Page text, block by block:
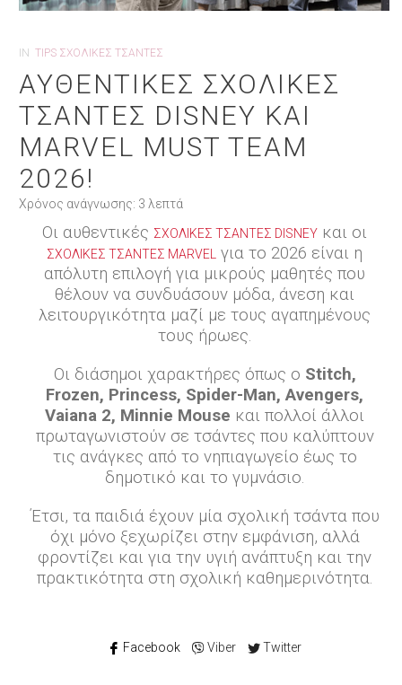
IN TIPS ΣΧΟΛΙΚΈΣ ΤΣΆΝΤΕΣ
ΑΥΘΕΝΤΙΚΈΣ ΣΧΟΛΙΚΈΣ
ΤΣΆΝΤΕΣ DISNEY ΚΑΙ
MARVEL MUST TEAM
2026!
Χρόνος ανάγνωσης: 3 λεπτά
Οι αυθεντικές ΣΧΟΛΙΚΈΣ ΤΣΆΝΤΕΣ DISNEY και οι
ΣΧΟΛΙΚΈΣ ΤΣΆΝΤΕΣ MARVEL
για το 2026 είναι η
απόλυτη επιλογή για μικρούς μαθητές που
θέλουν να συνδυάσουν μόδα, άνεση και
λειτουργικότητα μαζί με τους αγαπημένους
τους ήρωες.
Οι διάσημοι χαρακτήρες όπως ο Stitch,
Frozen, Princess, Spider-Man, Avengers,
Vaiana 2, Minnie Mouse και πολλοί άλλοι
πρωταγωνιστούν σε τσάντες που καλύπτουν
τις ανάγκες από το νηπιαγωγείο έως το
δημοτικό και το γυμνάσιο.
Έτσι, τα παιδιά έχουν μία σχολική τσάντα που
όχι μόνο ξεχωρίζει στην εμφάνιση, αλλά
φροντίζει και για την υγιή ανάπτυξη και την
πρακτικότητα στη σχολική καθημερινότητα.
Facebook Viber Twitter